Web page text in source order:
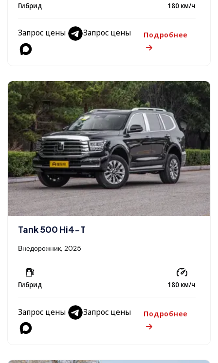
Гибрид 180 км/ч
Запрос цены Запрос цены Подробнее
Tank 500 Hi4-T
Внедорожник, 2025
Гибрид 180 км/ч
Запрос цены Запрос цены Подробнее